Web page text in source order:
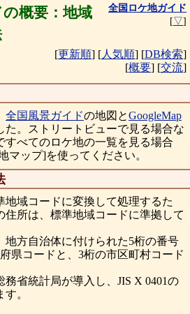
概要：地域
全国ロケ地ガイド
[▽]
[更新順] [人気順] [DB検索]
[概要] [交流]
全国風景ガイドの地図とGoogleMap
た。ストリートビューで見る場合な
すべてのロケ地の一覧を見る場合
マップ]を使ってください。
域コードに変換して処理するた
住所は、標準地域コードに準拠して
方自治体に付けられた5桁の番号
県コードと、3桁の市区町村コード
省統計局が導入し、JIS X 0401の
。